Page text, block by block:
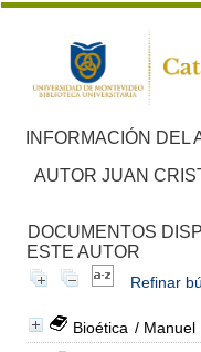
INFORMACIÓN DEL
AUTOR JUAN
DOCUMENTOS
ESTE AUTOR
Refinar
Bioética / Manuel